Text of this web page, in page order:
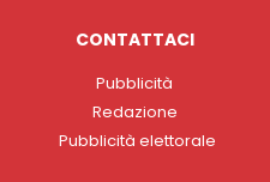
CONTATTACI
Pubblicità
Redazione
Pubblicità elettorale